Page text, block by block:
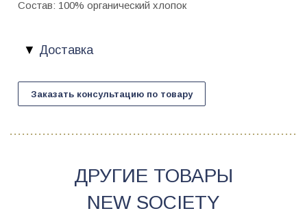
Состав: 100% органический хлопок
Доставка
Заказать консультацию по товару
ДРУГИЕ ТОВАРЫ
NEW SOCIETY